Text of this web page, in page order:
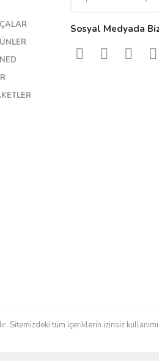
Sosyal Medyada
tüm içeriklerin izinsiz kullanımı